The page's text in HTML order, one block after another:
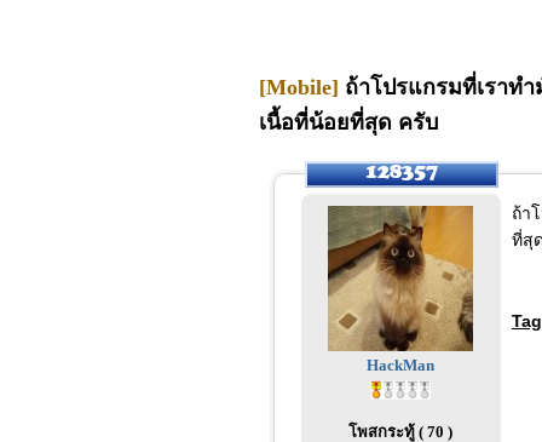
[Mobile] ถ้าโปรแกรมที่เราท
เนื้อที่น้อยที่สุด ครับ
HackMan
โพสกระทู้ ( 70 )
ถ้า
ที่สุ
Tag